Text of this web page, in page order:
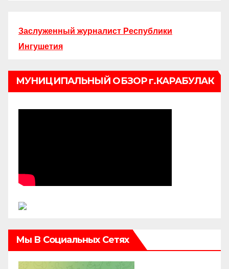
Заслуженный журналист Республики
Ингушетия
МУНИЦИПАЛЬНЫЙ ОБЗОР г.КАРАБУЛАК
Мы В Социальных Сетях